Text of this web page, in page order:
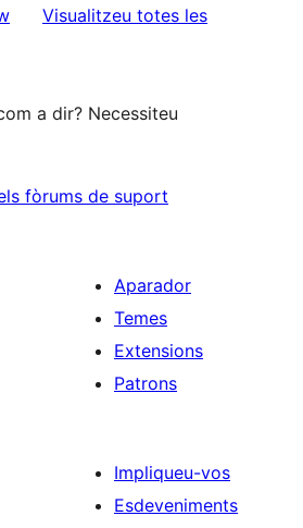
Visualitzeu totes lesressenyes
a dir? Necessiteu
fòrums de suport
Aparador
Temes
Extensions
Patrons
Impliqueu-vos
Esdeveniments